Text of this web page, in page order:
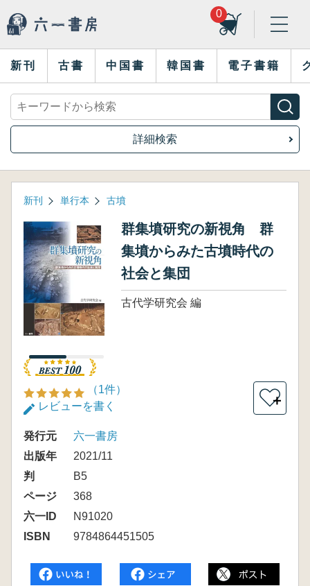
0
新刊 古書 中国書 韓国書 電子書籍
詳細検索
新刊 単行本 古墳
群集墳研究の新視角 群
集墳からみた古墳時代の
社会と集団
古代学研究会 編
（1件）
レビューを書く
＋
発行元
六一書房
出版年
2021/11
判
B5
ページ
368
六一ID
N91020
ISBN
9784864451505